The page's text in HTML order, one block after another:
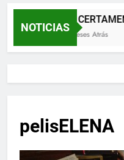
NOTICIAS
XII
2 Meses Atrás
pelisELENA